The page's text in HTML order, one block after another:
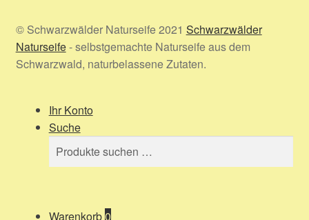
© Schwarzwälder Naturseife 2021 Schwarzwälder
Naturseife- selbstgemachte Naturseife aus dem
Schwarzwald, naturbelassene Zutaten.
Ihr Konto
Suche
Suchen
nach:
Suchen
Warenkorb0